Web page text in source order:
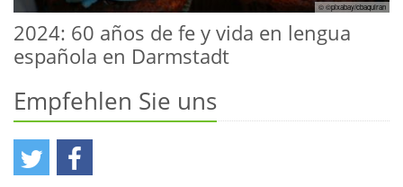
© ©pixabay/cbaquiran
2024: 60 años de fe y vida en lengua
española en Darmstadt
Empfehlen Sie uns